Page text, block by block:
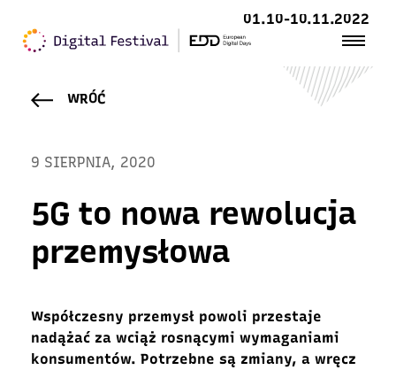
01.10-10.11.2022
WRÓĆ
9 SIERPNIA, 2020
5G to nowa rewolucja
przemysłowa
Współczesny przemysł powoli przestaje
nadążać za wciąż rosnącymi wymaganiami
konsumentów. Potrzebne są zmiany, a wręcz